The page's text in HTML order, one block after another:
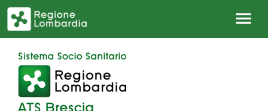
Salta al contenuto principale